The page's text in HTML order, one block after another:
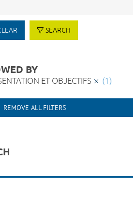
SEARCH
BY
ET OBJECTIFS (1)
REMOVE ALL FILTERS